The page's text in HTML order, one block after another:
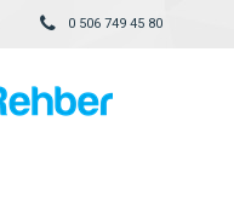
0 506 749 45 80